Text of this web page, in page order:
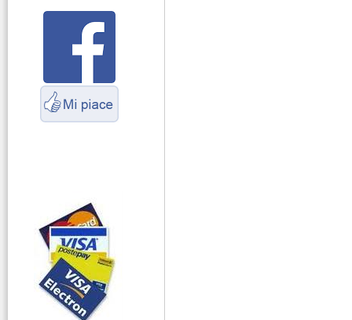
antenne e cavi
Servizio
Radioelettrico